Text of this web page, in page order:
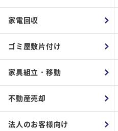
家電回収
ゴミ屋敷片付け
家具組立・移動
不動産売却
法人のお客様向け